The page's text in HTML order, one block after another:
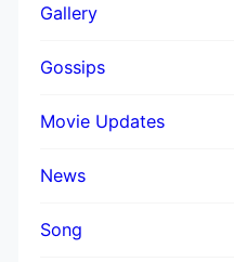
Gallery
Gossips
Movie Updates
News
Song